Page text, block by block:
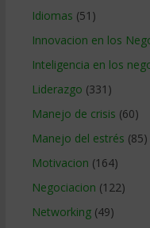
Idiomas (51)
Innovacion en los
Inteligencia en los
Liderazgo (331)
Manejo de crisis (60)
Manejo del estrés (85)
Motivacion (164)
Negociacion (122)
Networking(49)